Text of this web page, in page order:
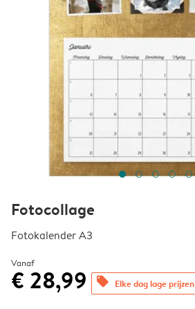
Fotocollage
Fotokalender A3
Vanaf
€ 28,99 offers Elke dag lage prijzen